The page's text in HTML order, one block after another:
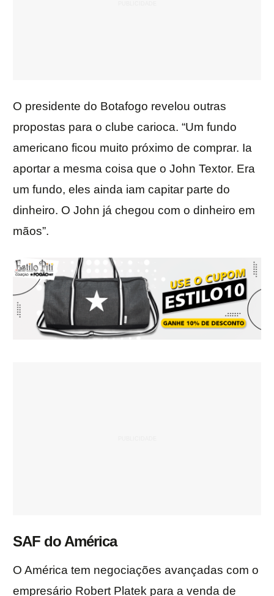
O presidente do Botafogo revelou outras
propostas para o clube carioca. “Um fundo
americano ficou muito próximo de comprar. Ia
aportar a mesma coisa que o John Textor. Era
um fundo, eles ainda iam capitar parte do
dinheiro. O John já chegou com o dinheiro em
mãos”.
SAF do América
O América tem negociações avançadas com o
empresário Robert Platek para a venda de